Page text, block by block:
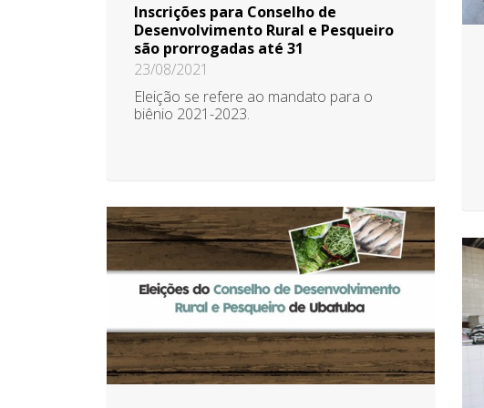
Inscrições para Conselho de
Desenvolvimento Rural e Pesqueiro
são prorrogadas até 31
23/08/2021
Eleição se refere ao mandato para o
biênio 2021-2023.